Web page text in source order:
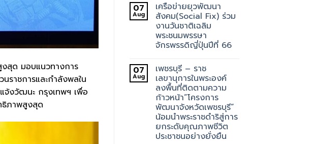
สุด มอบแนวทางการ
าชการและกำลังพลใน
งวัฒนะ กรุงเทพฯ เพื่อ
ธิภาพสูงสุด
07
Aug
เครือข่ายยุวพัฒนา
สังคม(Social Fix) ร่วม
งานวันชาติเฉลิม
พระชนมพรรษา
จักรพรรดิญี่ปุ่นปีที่ 66
07
Aug
เพชรบุรี – ราช
เลขานุการในพระองค์
ลงพื้นที่ติดตามความ
ก้าวหน้า”โครงการ
พัฒนาจังหวัดเพชรบุรี”
น้อมนำพระราชดำริสู่การ
ยกระดับคุณภาพชีวิต
ประชาชนอย่างยั่งยืน